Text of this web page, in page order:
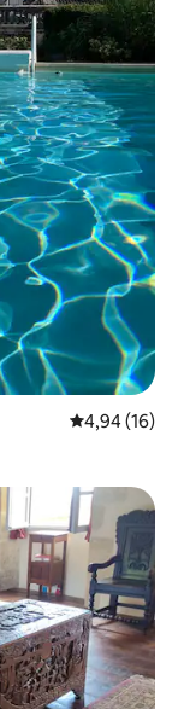
Priemerné
4,94 (16)